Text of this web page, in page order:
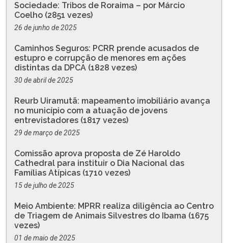
Sociedade: Tribos de Roraima – por Márcio
Coelho (2851 vezes)
26 de junho de 2025
Caminhos Seguros: PCRR prende acusados de
estupro e corrupção de menores em ações
distintas da DPCA (1828 vezes)
30 de abril de 2025
Reurb Uiramutã: mapeamento imobiliário avança
no município com a atuação de jovens
entrevistadores (1817 vezes)
29 de março de 2025
Comissão aprova proposta de Zé Haroldo
Cathedral para instituir o Dia Nacional das
Famílias Atípicas (1710 vezes)
15 de julho de 2025
Meio Ambiente: MPRR realiza diligência ao Centro
de Triagem de Animais Silvestres do Ibama (1675
vezes)
01 de maio de 2025